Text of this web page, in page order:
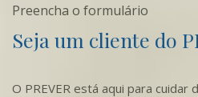
Preencha o formulário
Seja um cliente do
O PREVER está aqui para